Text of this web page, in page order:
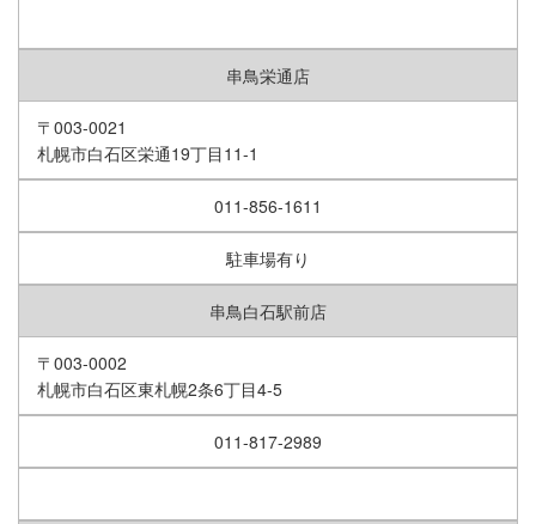
串鳥栄通店
〒003-0021
札幌市白石区栄通19丁目11-1
011-856-1611
駐車場有り
串鳥白石駅前店
〒003-0002
札幌市白石区東札幌2条6丁目4-5
011-817-2989